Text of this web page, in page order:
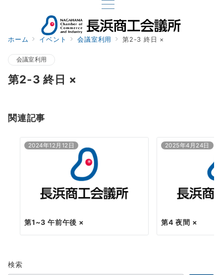
ホーム イベント 会議室利用 第2-3 終日 ×
会議室利用
第2-3 終日 ×
関連記事
2024年12月12日
第1~3 午前午後 ×
2025年4月24日
第4 夜間 ×
検索